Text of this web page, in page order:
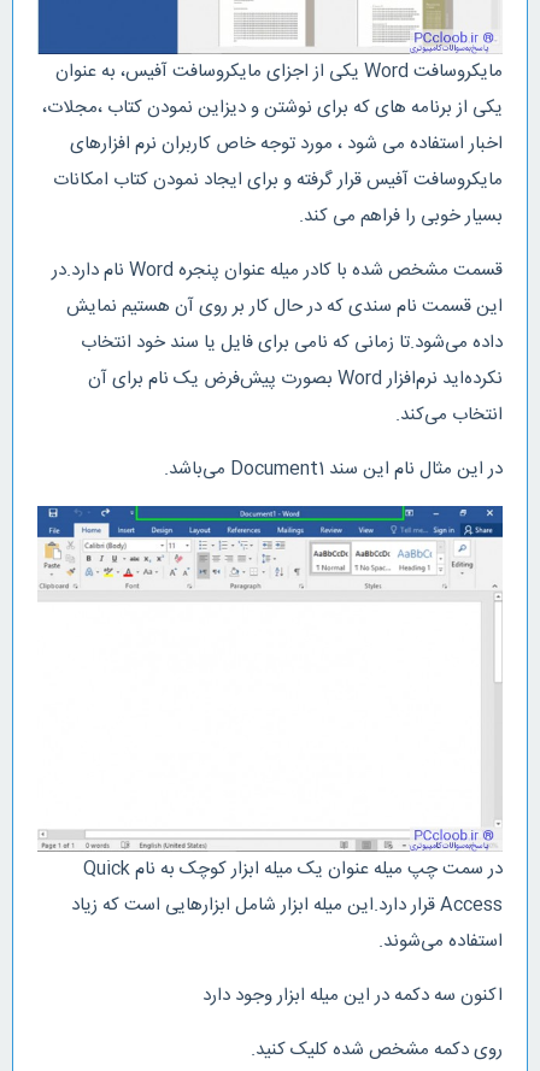
مایکروسافت Word یکی از اجزای مایکروسافت آفیس، به عنوان
یکی از برنامه های که برای نوشتن و دیزاین نمودن کتاب ،مجلات،
اخبار استفاده می شود ، مورد توجه خاص کاربران نرم افزارهای
مایکروسافت آفیس قرار گرفته و برای ایجاد نمودن کتاب امکانات
بسیار خوبی را فراهم می کند.
قسمت مشخص شده با کادر میله عنوان پنجره Word نام دارد.در
این قسمت نام سندی که در حال کار بر روی آن هستیم نمایش
داده می‌شود.تا زمانی که نامی برای فایل یا سند خود انتخاب
نکرده‌اید نرم‌افزار Word بصورت پیش‌فرض یک نام برای آن
انتخاب می‌کند.
در این مثال نام این سند Document1 می‌باشد.
در سمت چپ میله عنوان یک میله ابزار کوچک به نام Quick
Access ‌قرار دارد.این میله ابزار شامل ابزارهایی است که زیاد
استفاده می‌شوند.
اکنون سه دکمه در این میله ابزار وجود دارد
روی دکمه مشخص شده کلیک کنید.